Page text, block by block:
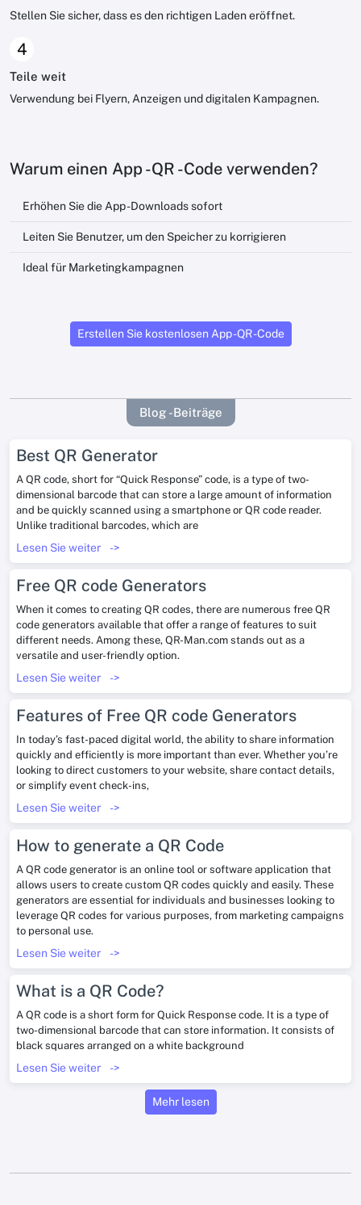
Stellen Sie sicher, dass es den richtigen Laden eröffnet.
4
Teile weit
Verwendung bei Flyern, Anzeigen und digitalen Kampagnen.
Warum einen App -QR -Code verwenden?
Erhöhen Sie die App -Downloads sofort
Leiten Sie Benutzer, um den Speicher zu korrigieren
Ideal für Marketingkampagnen
Erstellen Sie kostenlosen App -QR -Code
Blog -Beiträge
Best QR Generator
A QR code, short for “Quick Response” code, is a type of two-
dimensional barcode that can store a large amount of information
and be quickly scanned using a smartphone or QR code reader.
Unlike traditional barcodes, which are
Lesen Sie weiter ->
Free QR code Generators
When it comes to creating QR codes, there are numerous free QR
code generators available that offer a range of features to suit
different needs. Among these, QR-Man.com stands out as a
versatile and user-friendly option.
Lesen Sie weiter ->
Features of Free QR code Generators
In today’s fast-paced digital world, the ability to share information
quickly and efficiently is more important than ever. Whether you’re
looking to direct customers to your website, share contact details,
or simplify event check-ins,
Lesen Sie weiter ->
How to generate a QR Code
A QR code generator is an online tool or software application that
allows users to create custom QR codes quickly and easily. These
generators are essential for individuals and businesses looking to
leverage QR codes for various purposes, from marketing campaigns
to personal use.
Lesen Sie weiter ->
What is a QR Code?
A QR code is a short form for Quick Response code. It is a type of
two-dimensional barcode that can store information. It consists of
black squares arranged on a white background
Lesen Sie weiter ->
Mehr lesen